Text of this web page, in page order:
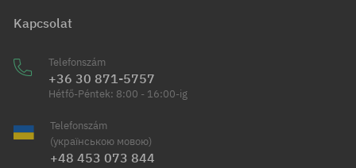
Kapcsolat
Telefonszám
+36 30 871-5757
Hétfő-Péntek: 8:00 - 16:00-ig
Telefonszám
(українською мовою)
+48 453 073 844